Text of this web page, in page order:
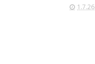
1.7.26